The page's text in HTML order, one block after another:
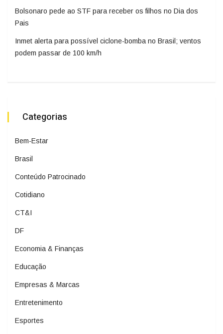
Bolsonaro pede ao STF para receber os filhos no Dia dos
Pais
Inmet alerta para possível ciclone-bomba no Brasil; ventos
podem passar de 100 km/h
Categorias
Bem-Estar
Brasil
Conteúdo Patrocinado
Cotidiano
CT&I
DF
Economia & Finanças
Educação
Empresas & Marcas
Entretenimento
Esportes